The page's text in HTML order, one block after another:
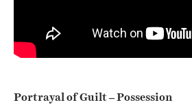
Portrayal of Guilt – Possession